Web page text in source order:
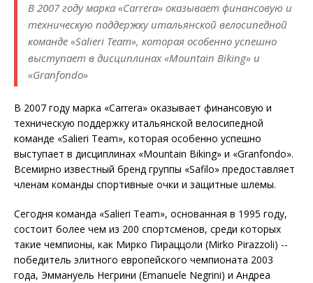
В 2007 году марка «Carrera» оказывает финансовую и
техническую поддержку итальянской велосипедной
команде «Salieri Team», которая особенно успешно
выступает в дисциплинах «Mountain Biking» и
«Granfondo»
В 2007 году марка «Carrera» оказывает финансовую и
техническую поддержку итальянской велосипедной
команде «Salieri Team», которая особенно успешно
выступает в дисциплинах «Mountain Biking» и «Granfondo».
Всемирно известный бренд группы «Safilo» предоставляет
членам команды спортивные очки и защитные шлемы.
Сегодня команда «Salieri Team», основанная в 1995 году,
состоит более чем из 200 спортсменов, среди которых
такие чемпионы, как Мирко Пираццоли (Mirko Pirazzoli) --
победитель элитного европейского чемпионата 2003
года, Эммануель Негрини (Emanuele Negrini) и Андреа